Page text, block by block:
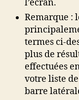
l’écran.
Remarque :
termes ci-
plus de
effectuées
votre liste
barre